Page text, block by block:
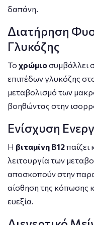
δαπάνη.
Διατήρηση
Γλυκόζης
Το χρώμιοσυμβάλλει
επιπέδων γλυκόζης
μεταβολισμό των
βοηθώντας στην
Ενίσχυση
Η βιταμίνη Β12παίζει
λειτουργία των
αποσκοπούν στην
αίσθηση της κόπωσης
ευεξία.